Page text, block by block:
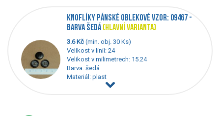
KNOFLÍKY PÁNSKÉ OBLEKOVÉ VZOR: 09467 -
BARVA ŠEDÁ(HLAVNÍ VARIANTA)
3.6 Kč (min. obj. 30 Ks)
Velikost v linií: 24
Velikost v milimetrech: 15.24
Barva: šedá
Materiál: plast